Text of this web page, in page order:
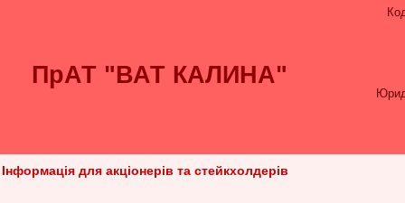
ПрАТ "ВАТ КАЛИНА"
Інформація для акціонерів та стейкхолдерів